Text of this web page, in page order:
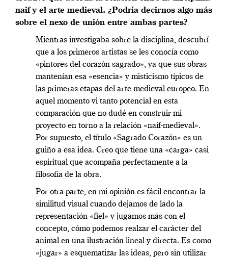
naif y el arte medieval. ¿Podría decirnos algo más
sobre el nexo de unión entre ambas partes?
Mientras investigaba sobre la disciplina, descubrí
que a los primeros artistas se les conocía como
«pintores del corazón sagrado», ya que sus obras
mantenían esa «esencia» y misticismo típicos de
las primeras etapas del arte medieval europeo. En
aquel momento vi tanto potencial en esta
comparación que no dudé en construir mi
proyecto en torno a la relación «naif-medieval».
Por supuesto, el título «Sagrado Corazón» es un
guiño a esa idea. Creo que tiene una «carga» casi
espiritual que acompaña perfectamente a la
filosofía de la obra.
Por otra parte, en mi opinión es fácil encontrar la
similitud visual cuando dejamos de lado la
representación «fiel» y jugamos más con el
concepto, cómo podemos realzar el carácter del
animal en una ilustración lineal y directa. Es como
«jugar» a esquematizar las ideas, pero sin utilizar